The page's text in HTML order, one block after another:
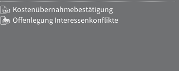
Kostenübernahmebestätigung
Offenlegung Interessenkonflikte